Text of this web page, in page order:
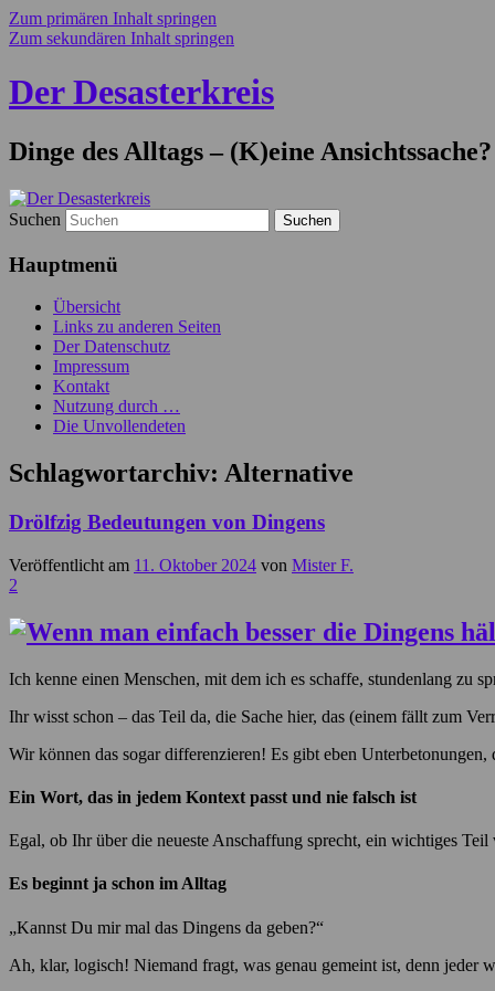
Zum primären Inhalt springen
Zum sekundären Inhalt springen
Der Desasterkreis
Dinge des Alltags – (K)eine Ansichtssache?
Suchen
Hauptmenü
Übersicht
Links zu anderen Seiten
Der Datenschutz
Impressum
Kontakt
Nutzung durch …
Die Unvollendeten
Schlagwortarchiv: Alternative
Drölfzig Bedeutungen von Dingens
Veröffentlicht am 11. Oktober 2024 von Mister F.
2
Ich kenne einen Menschen, mit dem ich es schaffe, stundenlang zu
Ihr wisst schon – das Teil da, die Sache hier, das (einem fällt zum
Wir können das sogar differenzieren! Es gibt eben
Ein Wort, das in jedem Kontext passt und nie falsch ist
Egal, ob Ihr über die neueste Anschaffung sprecht, ein wichtiges
Es beginnt ja schon im Alltag
„Kannst Du mir mal das Dingens da geben?“
Ah, klar, logisch! Niemand fragt, was genau gemeint ist, denn jeder